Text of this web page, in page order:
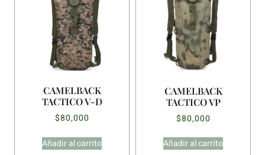
CAMELBACK
TACTICO V-D
$80,000
Añadir al carrito
CAMELBACK
TACTICO VP
$80,000
Añadir al carrito